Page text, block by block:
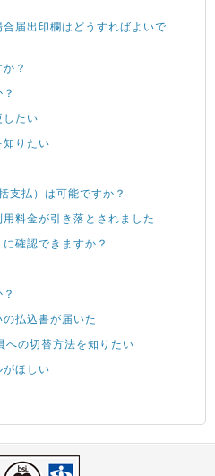
届出印欄はどうすればよいで
？
したい
知りたい
支払）は可能ですか？
料金が引き落とされました
確認できますか？
払込書が届いた
への切替方法を知りたい
がほしい